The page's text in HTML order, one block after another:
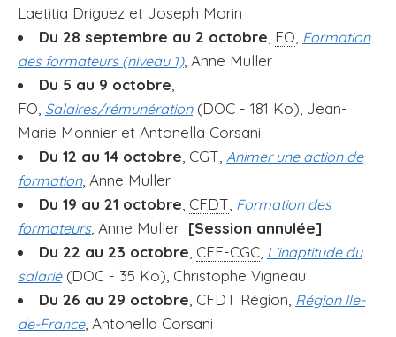
Laetitia Driguez et Joseph Morin
Du 28 septembre au 2 octobre FO Formation
des formateurs (niveau 1), Anne Muller
Du 5 au 9 octobre
FO, Salaires/rémunération (DOC - 181 Ko), Jean-
Marie Monnier et Antonella Corsani
Du 12 au 14 octobre , CGT, Animer une action de
formation, Anne Muller
Du 19 au 21 octobre CFDT Formation des
formateurs, Anne Muller [Session annulée]
Du 22 au 23 octobre CFE-CGC L’inaptitude du
salarié (DOC - 35 Ko), Christophe Vigneau
Du 26 au 29 octobre , CFDT Région, Région Ile-
de-France, Antonella Corsani